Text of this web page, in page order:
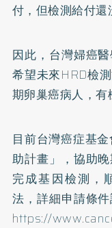
付，但檢測給付還
因此，台灣婦癌
希望未來HRD檢
期卵巢癌病人，有
目前台灣癌症基
助計畫」，協助
完成基因檢測，
法，詳細申請條
https://